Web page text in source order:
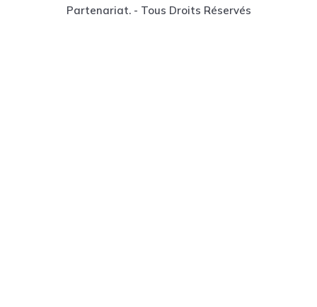
Partenariat. - Tous Droits Réservés